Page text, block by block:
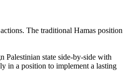
The traditional Hamas position
Palestinian state side-by-side with
in a position to implement a lasting